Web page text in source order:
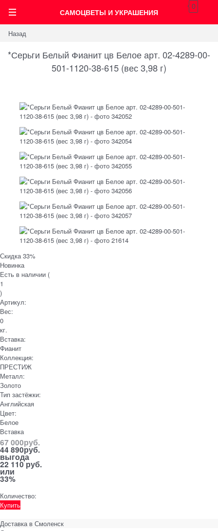
САМОЦВЕТЫ И УКРАШЕНИЯ
0
Назад
*Серьги Белый Фианит цв Белое арт. 02-4289-00-
501-1120-38-615 (вес 3,98 г)
Скидка 33%
Новинка
Есть в наличии (
1
)
Артикул:
Вес:
0
кг.
Вставка:
Фианит
Коллекция:
ПРЕСТИЖ
Металл:
Золото
Тип застёжки:
Английская
Цвет:
Белое
Вставка
67 000руб.
44 890руб.
выгода
22 110 руб.
или
33%
Количество:
Купить
Доставка в Смоленск